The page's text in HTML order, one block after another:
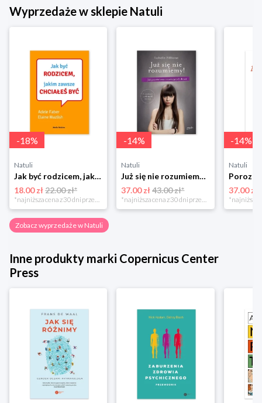
Wyprzedaże w sklepie Natuli
-18%
Natuli
Jak być rodzicem, jakim zawsze chciałeś być Media rodzina
18.00 zł22.00 zł*
*najniższa cena z 30 dni przed obniżką
-14%
Natuli
Już się nie rozumiemy! Jak przeżyć czas trzaskających drzwi Esprit
37.00 zł 43.00 zł*
*najniższa cena z 30 dni przed obniżką
-14%
Natuli
37.00 zł
Zobacz wyprzedaże w Natuli
Inne produkty marki Copernicus Center
Press